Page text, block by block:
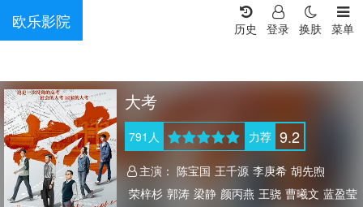
欧乐影院 菜单
换肤
登录
历史
大考
791 人 力荐 9.2
主演： 陈宝国 王千源 李庚希 胡先煦
荣梓杉 郭涛 梁静 颜丙燕 王骁 曹曦文 蓝盈莹